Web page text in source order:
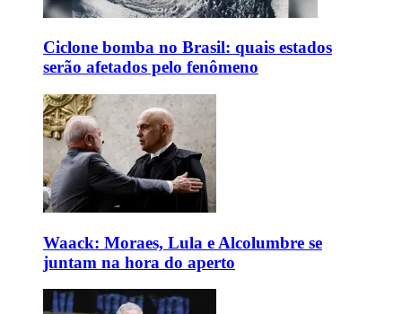
Ciclone bomba no Brasil: quais estados
serão afetados pelo fenômeno
Waack: Moraes, Lula e Alcolumbre se
juntam na hora do aperto